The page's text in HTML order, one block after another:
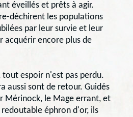
éveillés et prêts à agir.
déchirent les populations
par leur survie et leur
acquérir encore plus de
espoir n'est pas perdu.
aussi sont de retour. Guidés
Mérinock, le Mage errant, et
éphron d'or, ils